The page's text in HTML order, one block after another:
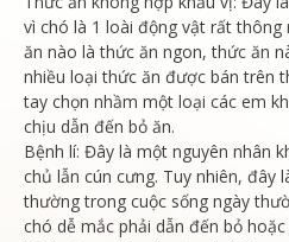
vì chó là 1 loài động vật rất
ăn nào là thức ăn ngon, thức ăn
nhiều loại thức ăn được bán trên
tay chọn nhầm một loại các em
chịu dẫn đến bỏ ăn.
Bệnh lí: Đây là một nguyên nhân
chủ lẫn cún cưng. Tuy nhiên, đây
thường trong cuộc sống ngày
chó dễ mắc phải dẫn đến bỏ